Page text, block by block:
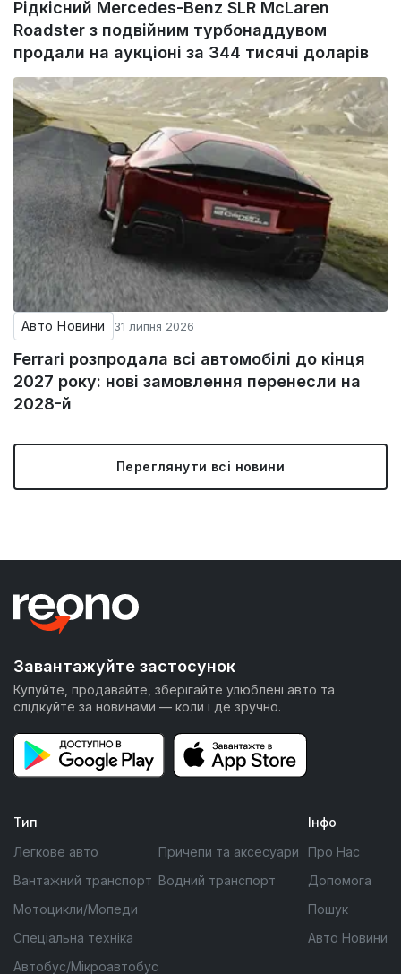
Рідкісний Mercedes-Benz SLR McLaren
Roadster з подвійним турбонаддувом
продали на аукціоні за 344 тисячі доларів
Авто Новини 31 липня 2026
Ferrari розпродала всі автомобілі до кінця
2027 року: нові замовлення перенесли на
2028-й
Переглянути всі новини
Завантажуйте застосунок
Купуйте, продавайте, зберігайте улюблені авто та
слідкуйте за новинами — коли і де зручно.
Тип
Легкове авто
Вантажний транспорт
Мотоцикли/Мопеди
Спеціальна техніка
Автобус/Мікроавтобус
Причепи та аксесуари
Водний транспорт
Інфо
Про Нас
Допомога
Пошук
Авто Новини